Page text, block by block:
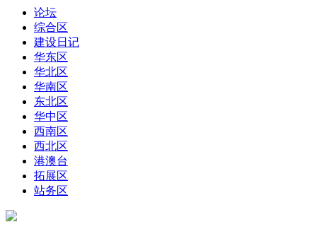
论坛
综合区
建设日记
华东区
华北区
华南区
东北区
华中区
西南区
西北区
港澳台
拓展区
站务区